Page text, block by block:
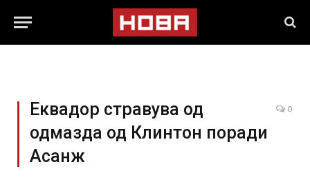
Еквадор стравува од
одмазда од Клинтон поради
Асанж
0